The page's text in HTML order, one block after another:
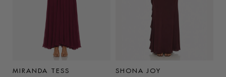
MIRANDA TESS SHONA JOY